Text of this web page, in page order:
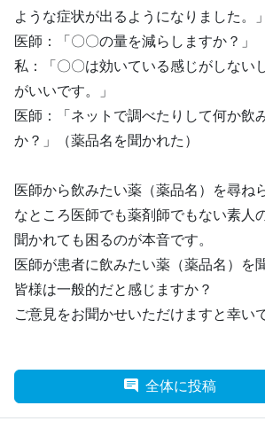
ような症状が出るようになりました。」
医師：「〇〇の量を減らしますか？」
私：「〇〇は効いている感じがしない
がいいです。」
医師：「ネットで調べたりして何か飲
か？」（薬品名を聞かれた）
医師から飲みたい薬（薬品名）を尋ね
なところ医師でも薬剤師でもない素人
聞かれても困るのが本音です。
医師が患者に飲みたい薬（薬品名）を
皆様は一般的だと感じますか？
ご意見をお聞かせいただけますと幸い
全体に投稿